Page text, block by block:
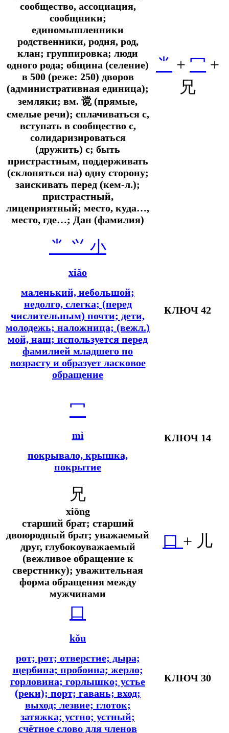
сообщество, ассоциация,
сообщники;
единомышленники
родственники, родня, род,
клан; группировка; люди
одного рода; община (селение)
в 500 (реже: 250) дворов
(административная единица);
земляки; вм. 谠 (прямые,
смелые речи); сплачиваться с,
вступать в сообщество с,
солидаризироваться
(дружить) с; быть
пристрастным, поддерживать
(склоняться на) одну сторону;
заискивать перед (кем-л.);
пристрастный,
лицеприятный; место, куда…,
место, где…; Дан (фамилия)
⺌ + 冖 +
兄
⺌ ⺍ 小
xiǎo
маленький, небольшой;
недолго, слегка; (перед
числительным) почти; дети,
молодежь; наложница; (вежл.)
мой, наш; используется перед
фамилией младшего по
возрасту и образует ласковое
обращение
КЛЮЧ 42
冖
mì
покрывало, крышка,
покрытие
КЛЮЧ 14
兄
xiōng
старший брат; старший
двоюродный брат; уважаемый
друг, глубокоуважаемый
(вежливое обращение к
сверстнику); уважительная
форма обращения между
мужчинами
口 + 儿
口
kǒu
рот; рот; отверстие; дыра;
щербина; пробоина; жерло;
горловина; горлышко; устье
(реки); порт; гавань; вход;
выход; лезвие; глоток;
затяжка; устно; устный;
счётное слово для членов
КЛЮЧ 30